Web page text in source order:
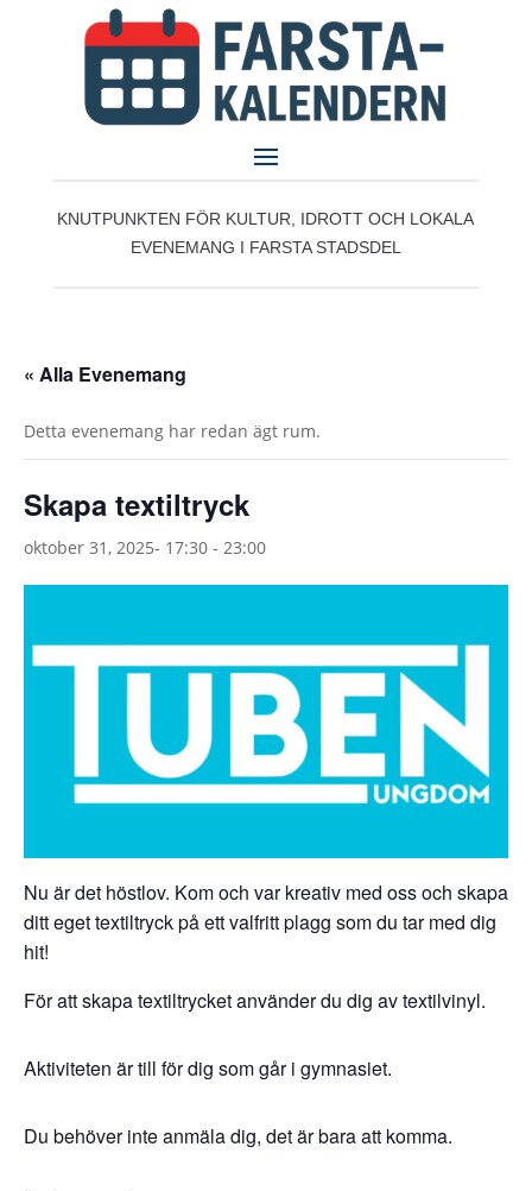
KNUTPUNKTEN FÖR KULTUR, IDROTT OCH LOKALA
EVENEMANG I FARSTA STADSDEL
« Alla Evenemang
Detta evenemang har redan ägt rum.
Skapa textiltryck
oktober 31, 2025- 17:30 - 23:00
Nu är det höstlov. Kom och var kreativ med oss och skapa
ditt eget textiltryck på ett valfritt plagg som du tar med dig
hit!
För att skapa textiltrycket använder du dig av textilvinyl.
Aktiviteten är till för dig som går i gymnasiet.
Du behöver inte anmäla dig, det är bara att komma.